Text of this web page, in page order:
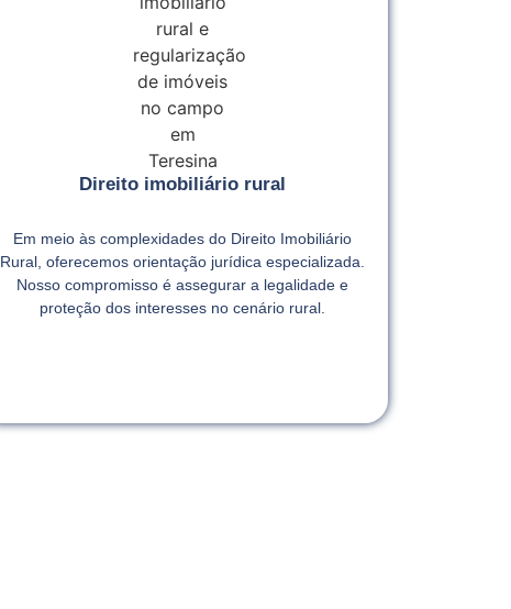
Direito imobiliário rural
Em meio às complexidades do Direito Imobiliário
Rural, oferecemos orientação jurídica especializada.
Nosso compromisso é assegurar a legalidade e
proteção dos interesses no cenário rural.